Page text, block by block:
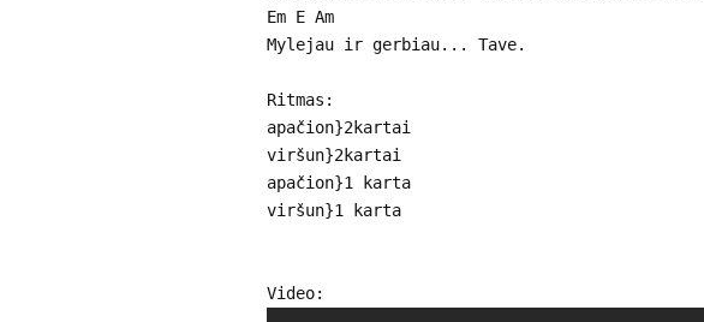
Em E Am
Mylejau ir gerbiau... Tave.
Ritmas:
apačion}2kartai
viršun}2kartai
apačion}1 karta
viršun}1 karta
Video: